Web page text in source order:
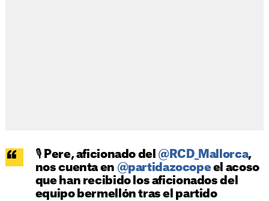
🎙️ Pere, aficionado del @RCD_Mallorca,
nos cuenta en @partidazocopeel acoso
que han recibido los aficionados del
equipo bermellón tras el partido